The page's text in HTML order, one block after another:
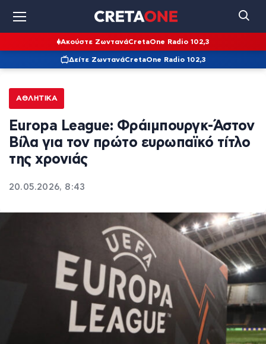
Ακούστε ΖωντανάCretaOne Radio 102,3
Δείτε ΖωντανάCretaOne Radio 102,3
ΑΘΛΗΤΙΚΆ
Europa League: Φράιμπουργκ-Άστον
Βίλα για τον πρώτο ευρωπαϊκό τίτλο
της χρονιάς
20.05.2026, 8:43